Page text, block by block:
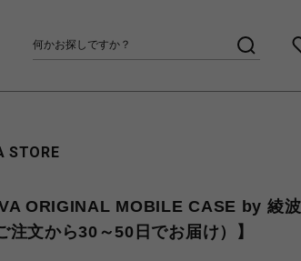
STORE
ORIGINAL MOBILE CASE by 綾
注文から30～50日でお届け）】